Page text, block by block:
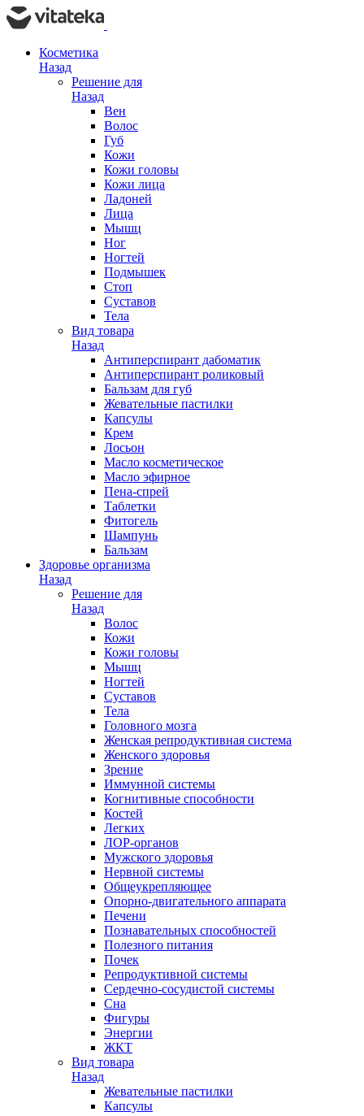
Косметика
Назад
Решение для
Назад
Вен
Волос
Губ
Кожи
Кожи головы
Кожи лица
Ладоней
Лица
Мышц
Ног
Ногтей
Подмышек
Стоп
Суставов
Тела
Вид товара
Назад
Антиперспирант дабоматик
Антиперспирант роликовый
Бальзам для губ
Жевательные пастилки
Капсулы
Крем
Лосьон
Масло косметическое
Масло эфирное
Пена-спрей
Таблетки
Фитогель
Шампунь
Бальзам
Здоровье организма
Назад
Решение для
Назад
Волос
Кожи
Кожи головы
Мышц
Ногтей
Суставов
Тела
Головного мозга
Женская репродуктивная система
Женского здоровья
Зрение
Иммунной системы
Когнитивные способности
Костей
Легких
ЛОР-органов
Мужского здоровья
Нервной системы
Общеукрепляющее
Опорно-двигательного аппарата
Печени
Познавательных способностей
Полезного питания
Почек
Репродуктивной системы
Сердечно-сосудистой системы
Сна
Фигуры
Энергии
ЖКТ
Вид товара
Назад
Жевательные пастилки
Капсулы